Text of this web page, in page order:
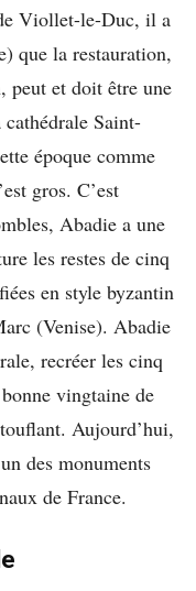
Viollet-le-Duc, il a
que la restauration,
peut et doit être une
Saint-
époque comme
gros. C’est
Abadie a une
les restes de cinq
en style byzantin
(Venise). Abadie
recréer les cinq
vingtaine de
Aujourd’hui,
des monuments
de France.